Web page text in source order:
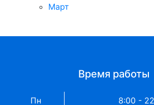
Март
Время работы
Пн
8:00 -